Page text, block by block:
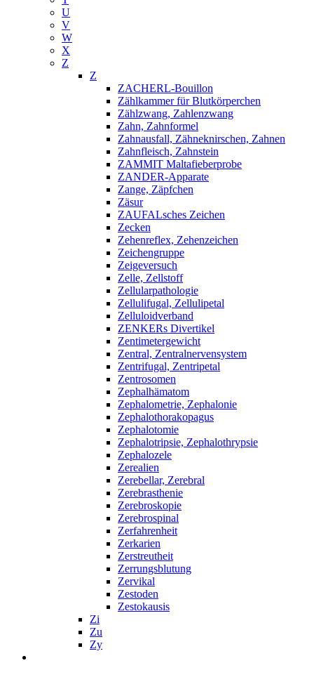
U
V
W
X
Z
Z
ZACHERL-Bouillon
Zählkammer für Blutkörperchen
Zählzwang, Zahlenzwang
Zahn, Zahnformel
Zahnausfall, Zähneknirschen, Zahnen
Zahnfleisch, Zahnstein
ZAMMIT Maltafieberprobe
ZANDER-Apparate
Zange, Zäpfchen
Zäsur
ZAUFALsches Zeichen
Zecken
Zehenreflex, Zehenzeichen
Zeichengruppe
Zeigeversuch
Zelle, Zellstoff
Zellularpathologie
Zellulifugal, Zellulipetal
Zelluloidverband
ZENKERs Divertikel
Zentimetergewicht
Zentral, Zentralnervensystem
Zentrifugal, Zentripetal
Zentrosomen
Zephalhämatom
Zephalometrie, Zephalonie
Zephalothorakopagus
Zephalotomie
Zephalotripsie, Zephalothrypsie
Zephalozele
Zerealien
Zerebellar, Zerebral
Zerebrasthenie
Zerebroskopie
Zerebrospinal
Zerfahrenheit
Zerkarien
Zerstreutheit
Zerrungsblutung
Zervikal
Zestoden
Zestokausis
Zi
Zu
Zy